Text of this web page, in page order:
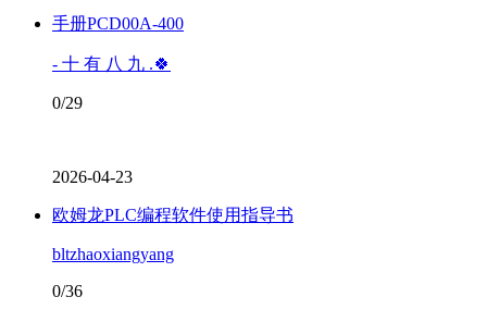
手册PCD00A-400
- 十 有 八 九 .🍀
0/29
2026-04-23
欧姆龙PLC编程软件使用指导书
bltzhaoxiangyang
0/36